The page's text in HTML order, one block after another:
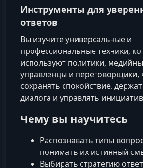
Инструменты для
ответов
Вы изучите универсальные и
профессиональные техники,
используют политики,
управленцы и переговорщики,
сохранять спокойствие,
диалога и управлять
Чему вы научитесь
Распознавать типы
понимать их истинный
Выбирать стратегию